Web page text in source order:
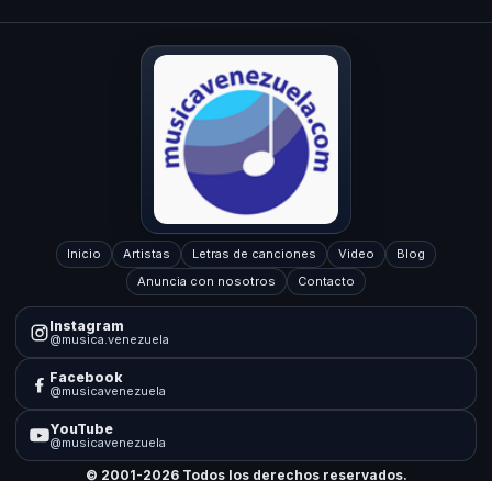
Inicio Artistas Letras de canciones Video
Blog
Anuncia con nosotros
Contacto
Instagram
@musica.venezuela
Facebook
@musicavenezuela
YouTube
@musicavenezuela
© 2001-2026 Todos los derechos reservados.